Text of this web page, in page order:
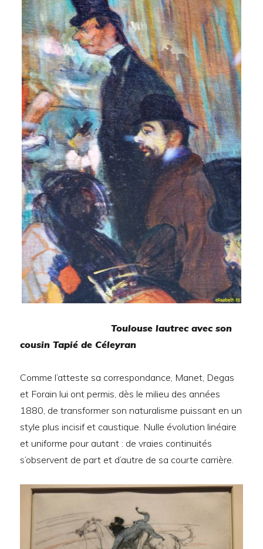
Toulouse lautrec avec son
cousin Tapié de Céleyran
Comme l’atteste sa correspondance, Manet, Degas
et Forain lui ont permis, dès le milieu des années
1880, de transformer son naturalisme puissant en un
style plus incisif et caustique. Nulle évolution linéaire
et uniforme pour autant : de vraies continuités
s’observent de part et d’autre de sa courte carrière.